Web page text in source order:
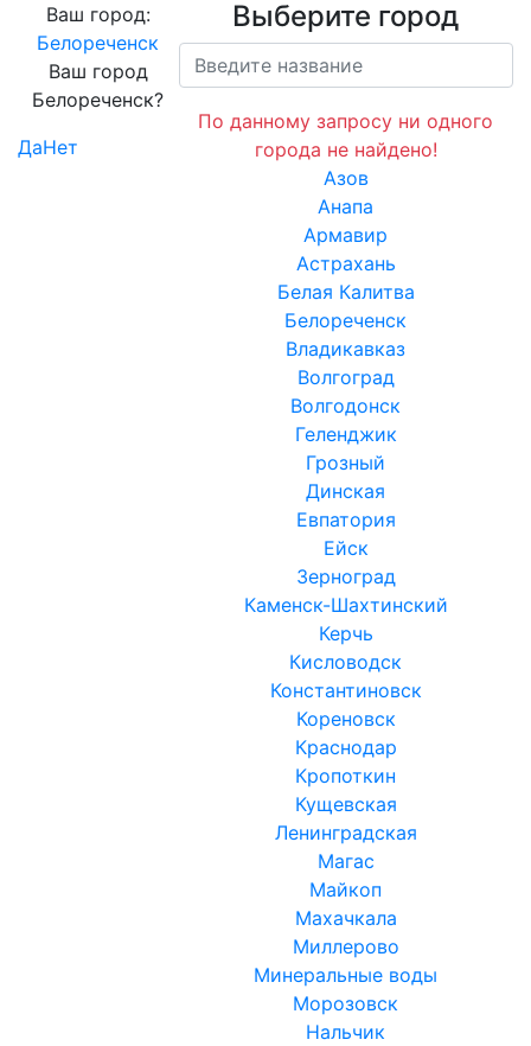
Ваш город:
Белореченск
Ваш город
Белореченск?
ДаНет
Выберите город
По данному запросу ни одного
города не найдено!
Азов
Анапа
Армавир
Астрахань
Белая Калитва
Белореченск
Владикавказ
Волгоград
Волгодонск
Геленджик
Грозный
Динская
Евпатория
Ейск
Зерноград
Каменск-Шахтинский
Керчь
Кисловодск
Константиновск
Кореновск
Краснодар
Кропоткин
Кущевская
Ленинградская
Магас
Майкоп
Махачкала
Миллерово
Минеральные воды
Морозовск
Нальчик